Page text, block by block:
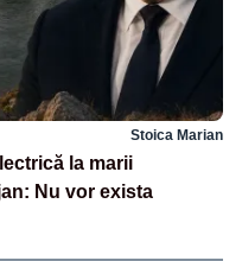
Stoica Marian
la marii
Nu vor exista